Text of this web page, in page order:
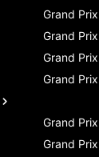
Grand
Grand
Grand
Grand
Grand
Grand